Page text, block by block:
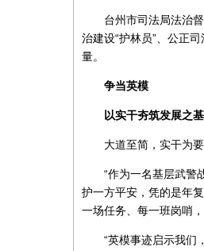
台州市司法局法治
治建设“护林员”、公正
量。
争当英模
以实干夯筑发展之基
大道至简，实干为
“作为一名基层武警
护一方平安，凭的是年
一场任务、每一班岗哨
“英模事迹启示我们